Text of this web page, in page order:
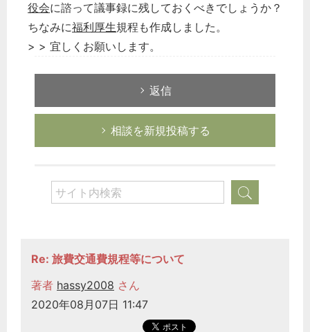
役会に諮って議事録に残しておくべきでしょうか？
ちなみに福利厚生規程も作成しました。
> > 宜しくお願いします。
返信
相談を新規投稿する
Re: 旅費交通費規程等について
著者 hassy2008 さん
2020年08月07日 11:47